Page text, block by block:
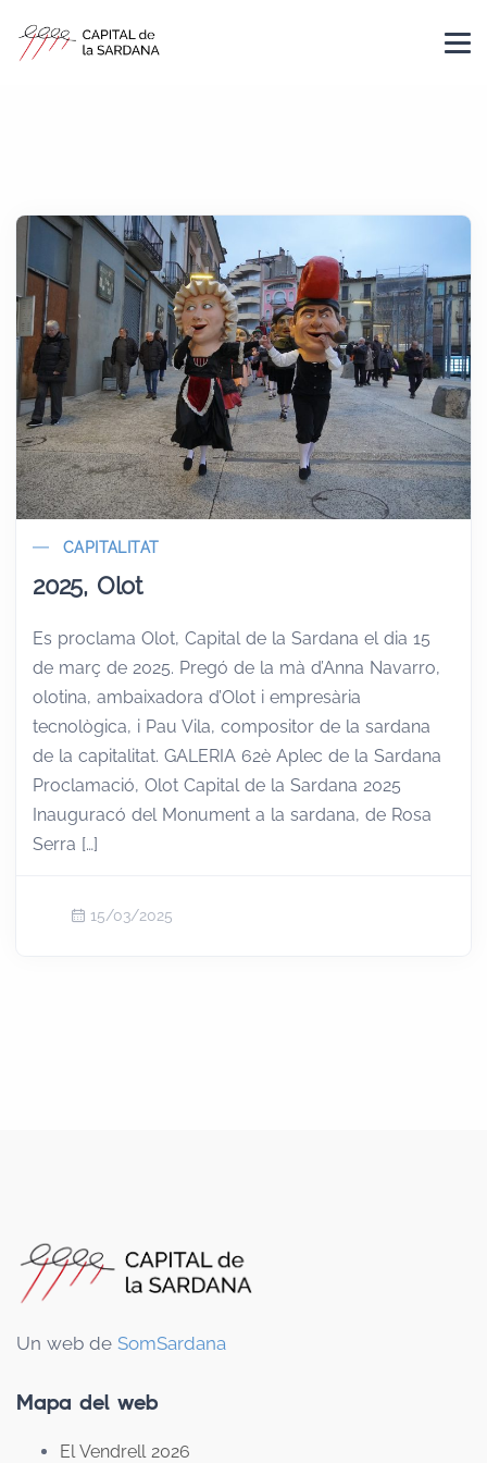
CAPITALITAT
2025, Olot
Es proclama Olot, Capital de la Sardana el dia 15
de març de 2025. Pregó de la mà d’Anna Navarro,
olotina, ambaixadora d’Olot i empresària
tecnològica, i Pau Vila, compositor de la sardana
de la capitalitat. GALERIA 62è Aplec de la Sardana
Proclamació, Olot Capital de la Sardana 2025
Inauguracó del Monument a la sardana, de Rosa
Serra […]
15/03/2025
Un web de SomSardana
Mapa del web
El Vendrell 2026